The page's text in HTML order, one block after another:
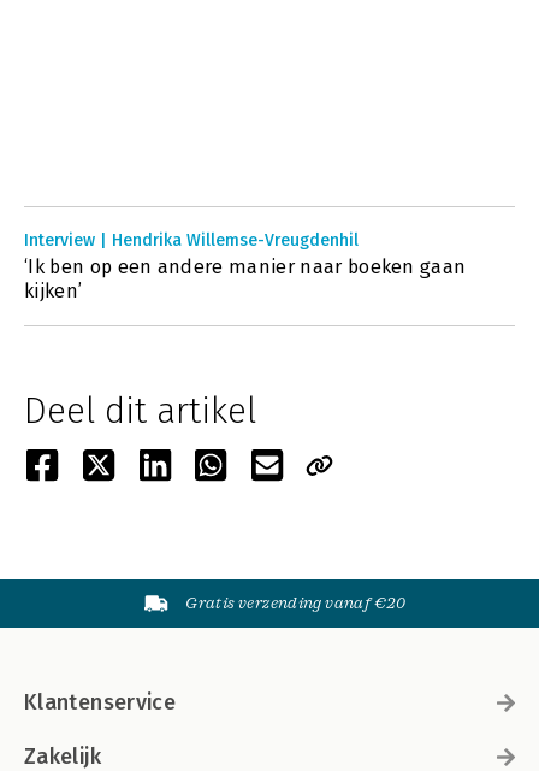
Interview | Hendrika Willemse-Vreugdenhil
‘Ik ben op een andere manier naar boeken gaan
kijken’
Deel dit artikel
Gratis verzending vanaf €20
Klantenservice
Zakelijk